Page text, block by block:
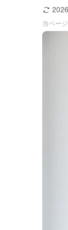
当ペー